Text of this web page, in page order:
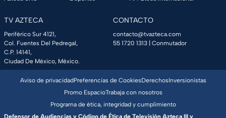
TV AZTECA
Periférico Sur 4121,
Col. Fuentes Del Pedregal,
C.P. 14141,
Ciudad De México, México.
CONTACTO
contacto@tvazteca.com
55 1720 1313 | Conmutador
Aviso de privacidadPreferencias de CookiesDerechosInversionistas
Promo EspacioTrabaja con nosotros
Programa de ética, integridad y cumplimiento